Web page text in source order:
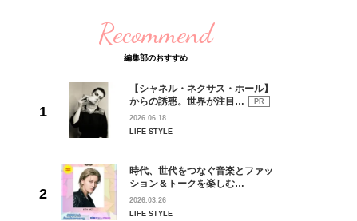
Recommend
編集部のおすすめ
【シャネル・ネクサス・ホール】
からの誘惑。世界が注目…
PR
2026.06.18
LIFE STYLE
時代、世代をつなぐ音楽とファッ
ション＆トークを楽しむ…
2026.03.26
LIFE STYLE